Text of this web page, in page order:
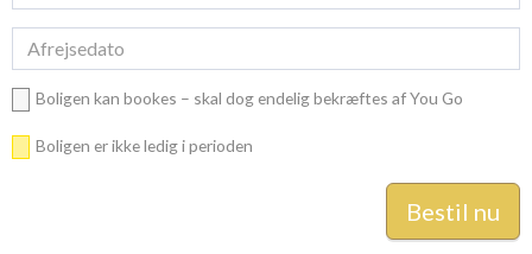
Boligen kan bookes – skal dog endelig bekræftes af You Go
Boligen er ikke ledig i perioden